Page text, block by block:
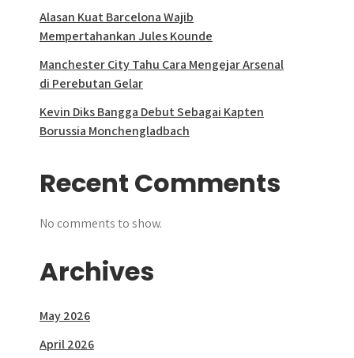
Alasan Kuat Barcelona Wajib
Mempertahankan Jules Kounde
Manchester City Tahu Cara Mengejar Arsenal
di Perebutan Gelar
Kevin Diks Bangga Debut Sebagai Kapten
Borussia Monchengladbach
Recent Comments
No comments to show.
Archives
May 2026
April 2026